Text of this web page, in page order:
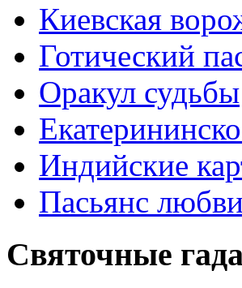
Киевская
Готический
Оракул судьбы
Индийские
Пасьянс любви
Святочные